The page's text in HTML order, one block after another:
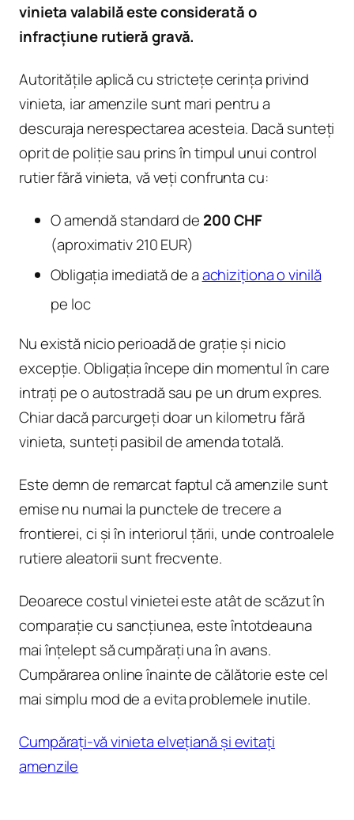
vinieta valabilă este considerată o
infracțiune rutieră gravă.
Autoritățile aplică cu strictețe cerința privind
vinieta, iar amenzile sunt mari pentru a
descuraja nerespectarea acesteia. Dacă sunteți
oprit de poliție sau prins în timpul unui control
rutier fără vinieta, vă veți confrunta cu:
O amendă standard de 200 CHF
(aproximativ 210 EUR)
Obligația imediată de aachiziționa o vinilă
pe loc
Nu există nicio perioadă de grație și nicio
excepție. Obligația începe din momentul în care
intrați pe o autostradă sau pe un drum expres.
Chiar dacă parcurgeți doar un kilometru fără
vinieta, sunteți pasibil de amenda totală.
Este demn de remarcat faptul că amenzile sunt
emise nu numai la punctele de trecere a
frontierei, ci și în interiorul țării, unde controalele
rutiere aleatorii sunt frecvente.
Deoarece costul vinietei este atât de scăzut în
comparație cu sancțiunea, este întotdeauna
mai înțelept să cumpărați una în avans.
Cumpărarea online înainte de călătorie este cel
mai simplu mod de a evita problemele inutile.
Cumpărați-vă vinieta elvețiană și evitați
amenzile